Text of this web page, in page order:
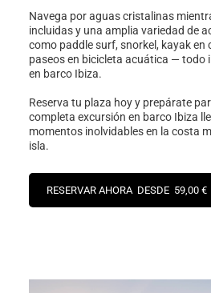
Navega por aguas cristalinas
incluidas y una amplia variedad de
como paddle surf, snorkel, kayak en
paseos en bicicleta acuática — todo
en barco Ibiza.
Reserva tu plaza hoy y prepárate
completa excursión en barco Ibiza
momentos inolvidables en la costa
isla.
RESERVAR AHORA DESDE 59,00 €